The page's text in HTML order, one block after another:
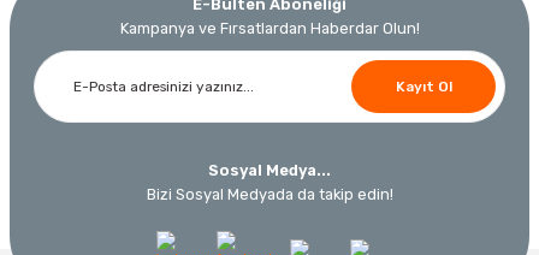
E-Bülten Aboneliği
Kampanya ve Fırsatlardan Haberdar Olun!
Kayıt Ol
Sosyal Medya...
Bizi Sosyal Medyada da takip edin!